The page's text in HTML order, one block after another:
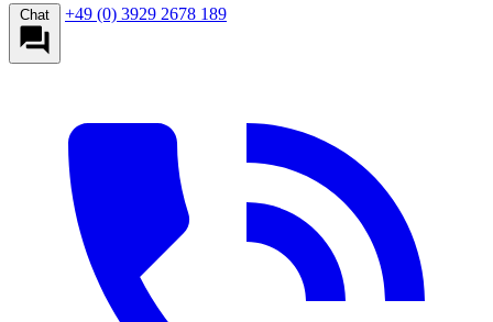
Chat +49 (0) 3929 2678 189